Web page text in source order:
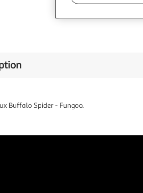
Buffalo Spider - Fungoo.